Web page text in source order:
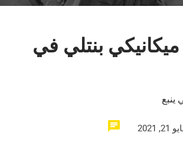
ميكانيكي بنتلي في
2021